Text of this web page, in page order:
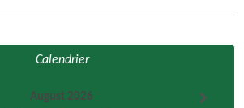
Calendrier
August 2026